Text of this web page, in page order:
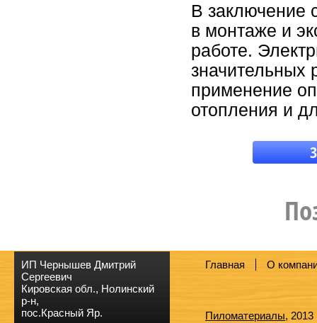
В заключение
в монтаже и
работе.
значительных
применение
отопления и
ИП Чернышев Дмитрий
Сергеевич
Кировская обл., Нолинский
р-н,
пос.Красный Яр.
Главная О
Пиломатериалы, 2013